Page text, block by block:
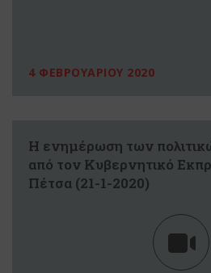
4 ΦΕΒΡΟΥΑΡΙΟΥ 2020
Η ενημέρωση των
από τον Κυβερνητικό
Πέτσα (21-1-2020)